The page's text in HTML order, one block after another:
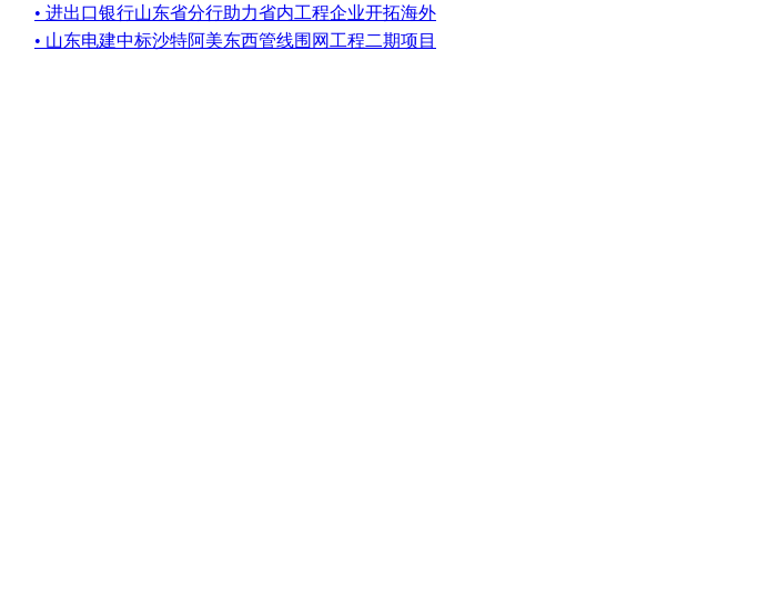
• 进出口银行山东省分行助力省内工程企业开拓海外
• 山东电建中标沙特阿美东西管线围网工程二期项目